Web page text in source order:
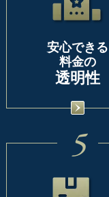
安心できる
料金の
透明性
5